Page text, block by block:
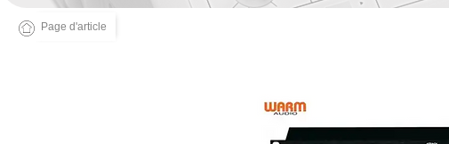
Page d'article